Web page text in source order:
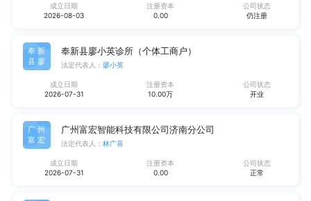
成立日期
2026-08-03
注册资本
0.00
公司状态
仍注册
奉新
县廖
奉新县廖小英诊所（个体工商户）
法定代表人： 廖小英
成立日期
2026-07-31
注册资本
10.00万
公司状态
开业
广州
富宏
广州富宏智能科技有限公司济南分公司
法定代表人： 林广喜
成立日期
2026-07-31
注册资本
0.00
公司状态
正常